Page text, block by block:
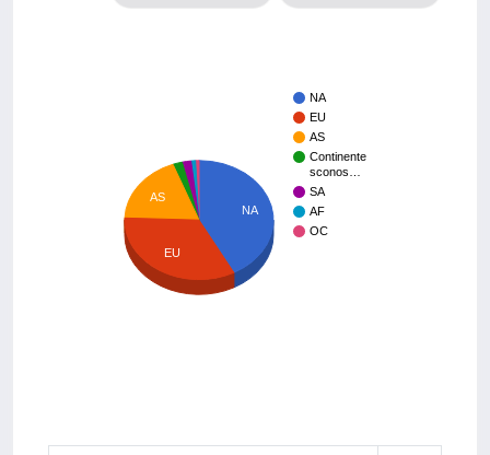
NA
EU
AS
Continente
sconos…
SA
AF
OC
NA
AS
EU